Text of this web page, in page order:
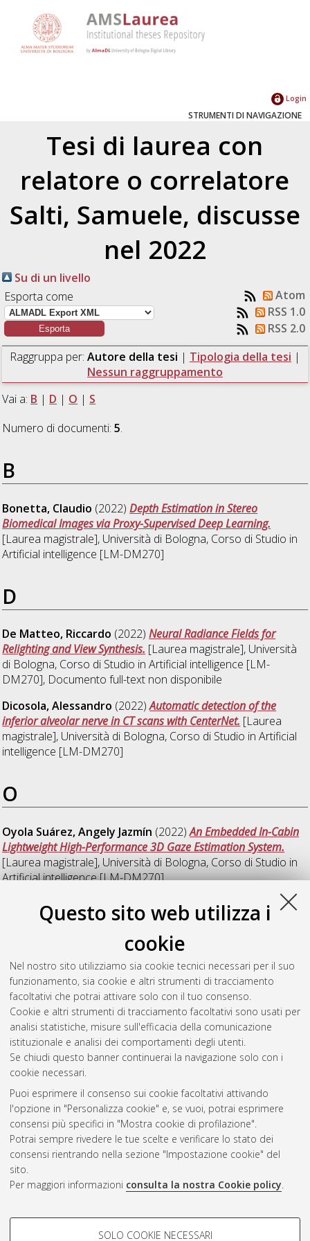
Questo sito web utilizza i
cookie
Nel nostro sito utilizziamo sia cookie tecnici necessari per il suo
funzionamento, sia cookie e altri strumenti di tracciamento
facoltativi che potrai attivare solo con il tuo consenso.
Cookie e altri strumenti di tracciamento facoltativi sono usati per
analisi statistiche, misure sull'efficacia della comunicazione
istituzionale e analisi dei comportamenti degli utenti.
Se chiudi questo banner continuerai la navigazione solo con i
cookie necessari.
Puoi esprimere il consenso sui cookie facoltativi attivando
l'opzione in "Personalizza cookie" e, se vuoi, potrai esprimere
consensi più specifici in "Mostra cookie di profilazione".
Potrai sempre rivedere le tue scelte e verificare lo stato dei
consensi rientrando nella sezione "Impostazione cookie" del
sito.
Per maggiori informazioni consulta la nostra Cookie policy.
COOKIE DI PROFILAZIONE -
SOLO COOKIE NECESSARI
Login
STRUMENTI DI NAVIGAZIONE
Tesi di laurea con
relatore o correlatore
Salti, Samuele, discusse
nel 2022
Su di un livello
Esporta come
Atom
RSS 1.0
RSS 2.0
Raggruppa per: Autore della tesi | Tipologia della tesi |
Nessun raggruppamento
Vai a: B | D | O | S
Numero di documenti:5.
B
Bonetta, Claudio (2022)Depth Estimation in Stereo
Biomedical Images via Proxy-Supervised Deep Learning.
[Laurea magistrale], Università di Bologna, Corso di Studio in
Artificial intelligence [LM-DM270]
D
De Matteo, Riccardo (2022)Neural Radiance Fields for
Relighting and View Synthesis. [Laurea magistrale], Università
di Bologna, Corso di Studio inArtificial intelligence [LM-
DM270], Documento full-text non disponibile
Dicosola, Alessandro (2022)Automatic detection of the
inferior alveolar nerve in CT scans with CenterNet. [Laurea
magistrale], Università di Bologna, Corso di Studio inArtificial
intelligence [LM-DM270]
O
Oyola Suárez, Angely Jazmín (2022)An Embedded In-Cabin
Lightweight High-Performance 3D Gaze Estimation System.
[Laurea magistrale], Università di Bologna, Corso di Studio in
Artificial intelligence [LM-DM270]
Architectures for Template Matching.[Laurea magistrale],
Università di Bologna, Corso di Studio in Artificial intelligence
[LM-DM270]
Questa lista e' stata generata ilSun Aug 9 15:10:09 2026
CEST
Atom
Rss 1.0
Rss 2.0
AMS Laurea
Impostazioni Cookie
Informativa sulla privacy